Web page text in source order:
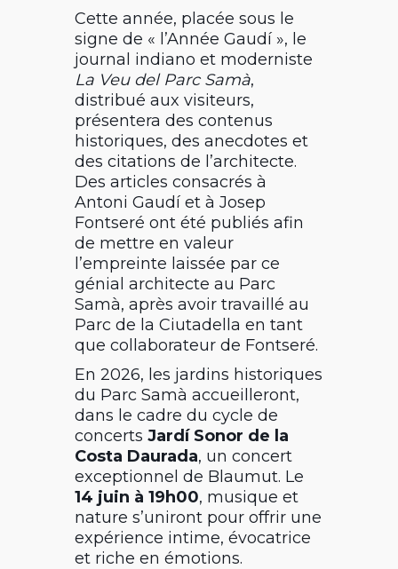
Cette année, placée sous le
signe de « l’Année Gaudí », le
journal indiano et moderniste
La Veu del Parc Samà,
distribué aux visiteurs,
présentera des contenus
historiques, des anecdotes et
des citations de l’architecte.
Des articles consacrés à
Antoni Gaudí et à Josep
Fontseré ont été publiés afin
de mettre en valeur
l’empreinte laissée par ce
génial architecte au Parc
Samà, après avoir travaillé au
Parc de la Ciutadella en tant
que collaborateur de Fontseré.
En 2026, les jardins historiques
du Parc Samà accueilleront,
dans le cadre du cycle de
concerts Jardí Sonor de la
Costa Daurada, un concert
exceptionnel de Blaumut. Le
14 juin à 19h00, musique et
nature s’uniront pour offrir une
expérience intime, évocatrice
et riche en émotions.